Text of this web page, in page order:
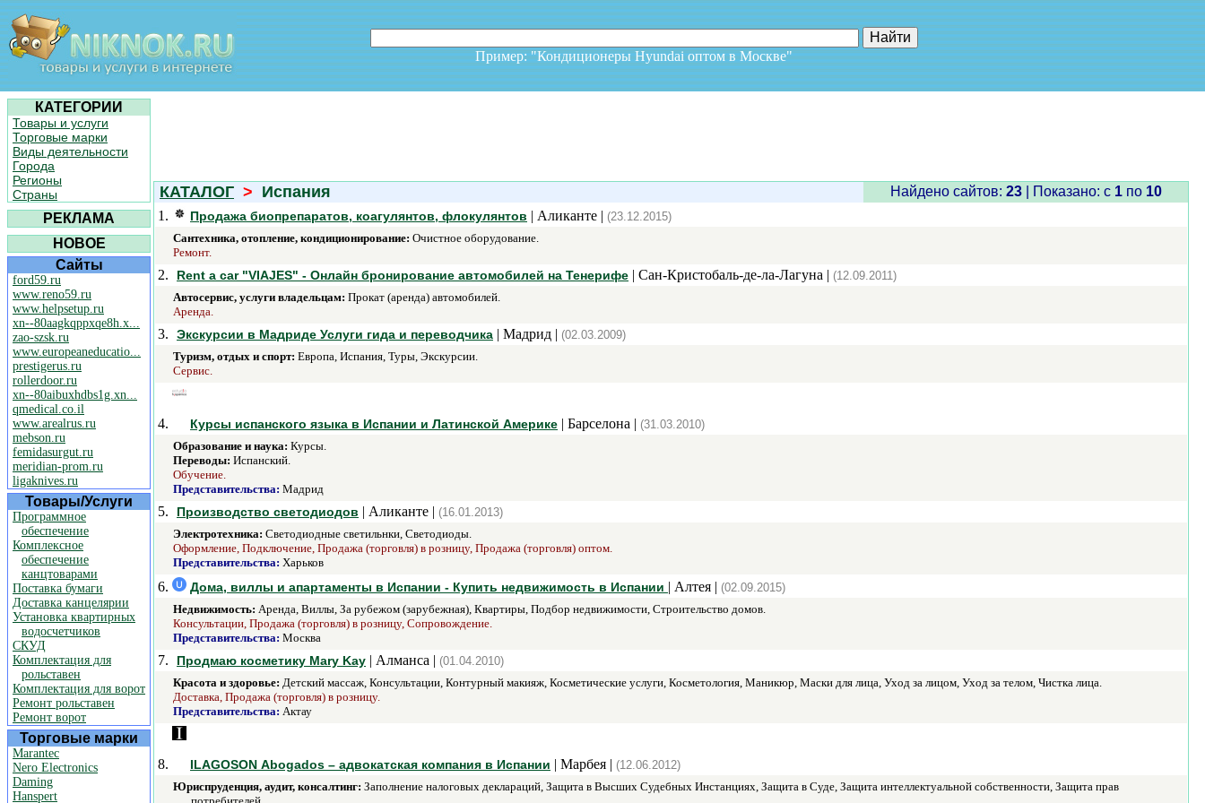
Пример: "Кондиционеры Hyundai оптом в Москве"
КАТЕГОРИИ
Товары и услуги
Торговые марки
Виды деятельности
Города
Регионы
Страны
РЕКЛАМА
НОВОЕ
Сайты
ford59.ru
www.reno59.ru
www.helpsetup.ru
xn--80aagkqppxqe8h.x...
zao-szsk.ru
www.europeaneducatio...
prestigerus.ru
rollerdoor.ru
xn--80aibuxhdbs1g.xn...
qmedical.co.il
www.arealrus.ru
mebson.ru
femidasurgut.ru
meridian-prom.ru
ligaknives.ru
Товары/Услуги
Программное
обеспечение
Комплексное
обеспечение
канцтоварами
Поставка бумаги
Доставка канцелярии
Установка квартирных
водосчетчиков
СКУД
Комплектация для
рольставен
Комплектация для ворот
Ремонт рольставен
Ремонт ворот
Торговые марки
Marantec
Nero Electronics
Daming
Hanspert
КАТАЛОГ > Испания Найдено сайтов: 23| Показано: c 1по 10
1.
Продажа биопрепаратов, коагулянтов, флокулянтов | Аликанте | (23.12.2015)
Сантехника, отопление, кондиционирование: Очистное оборудование.
Ремонт.
2. Rent a car "VIAJES" - Онлайн бронирование автомобилей на Тенерифе | Сан-Кристобаль-де-ла-Лагуна | (12.09.2011)
Автосервис, услуги владельцам: Прокат (аренда) автомобилей.
Аренда.
3. Экскурсии в Мадриде Услуги гида и переводчика | Мадрид | (02.03.2009)
Туризм, отдых и спорт: Европа, Испания, Туры, Экскурсии.
Сервис.
4. Курсы испанского языка в Испании и Латинской Америке | Барселона | (31.03.2010)
Образование и наука: Курсы.
Переводы: Испанский.
Обучение.
Представительства: Мадрид
5. Производство светодиодов | Аликанте | (16.01.2013)
Электротехника: Светодиодные светильнки, Светодиоды.
Оформление, Подключение, Продажа (торговля) в розницу, Продажа (торговля) оптом.
Представительства: Харьков
6. Дома, виллы и апартаменты в Испании - Купить недвижимость в Испании | Алтея | (02.09.2015)
Недвижимость: Аренда, Виллы, За рубежом (зарубежная), Квартиры, Подбор недвижимости, Строительство домов.
Консультации, Продажа (торговля) в розницу, Сопровождение.
Представительства: Москва
7. Продмаю косметику Mary Kay | Алманса | (01.04.2010)
Красота и здоровье: Детский массаж, Консультации, Контурный макияж, Косметические услуги, Косметология, Маникюр, Маски для лица, Уход за лицом, Уход за телом, Чистка лица.
Доставка, Продажа (торговля) в розницу.
Представительства: Актау
8. ILAGOSON Аbogados – адвокатская компания в Испании | Марбея | (12.06.2012)
Юриспруденция, аудит, консалтинг: Заполнение налоговых деклараций, Защита в Высших Судебных Инстанциях, Защита в Суде, Защита интеллектуальной собственности, Защита прав